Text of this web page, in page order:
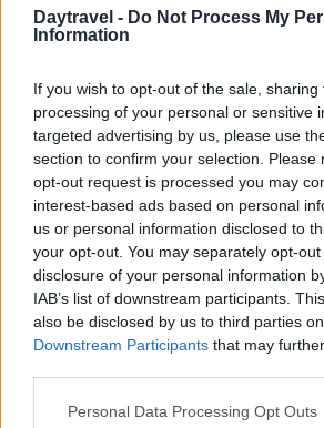
Daytravel - Do Not Process My
Information
If you wish to opt-out of the sale,
processing of your personal or sensitive
targeted advertising by us, please use
section to confirm your selection. Please
opt-out request is processed you may
interest-based ads based on personal
us or personal information disclosed to
your opt-out. You may separately opt-
disclosure of your personal information
IAB’s list of downstream participants.
also be disclosed by us to third parties
Downstream Participants that may
Please note that this website/app uses
Personal Data Processing Opt Outs
noleggia uno scooter o un’auto a
club se vuoi qualcosa di più
vento rovina i piani, sostituisci i
interni o calette riparate per non
dell’isola.
Come muoversi e dove
Muoversi a Formentera è
offrono rapidità, la bici regala
sono un’opzione economica ma